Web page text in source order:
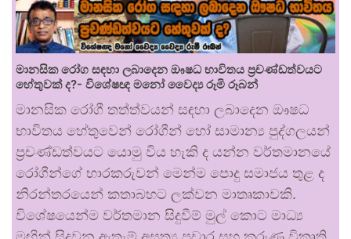
මානසික රෝග සඳහා ලබාදෙන ඖෂධ භාවිතය ප්‍රචණ්ඩත්වයට
හේතුවක් ද?- විශේෂඥ මනෝ වෛද්‍ය රූමි රූබන්
මානසික රෝගී තත්ත්වයන් සඳහා ලබාදෙන ඖෂධ
භාවිතය හේතුවෙන් රෝගීන් හෝ සාමාන්‍ය පුද්ගලයන්
ප්‍රචණ්ඩත්වයට යොමු විය හැකි ද යන්න වර්තමානයේ
රෝගීන්ගේ භාරකරුවන් මෙන්ම පොදු සමාජය තුළ ද
නිරන්තරයෙන් කතාබහට ලක්වන මාතෘකාවකි.
විශේෂයෙන්ම වර්තමාන සිදුවීම් මුල් කොට මාධ්‍ය